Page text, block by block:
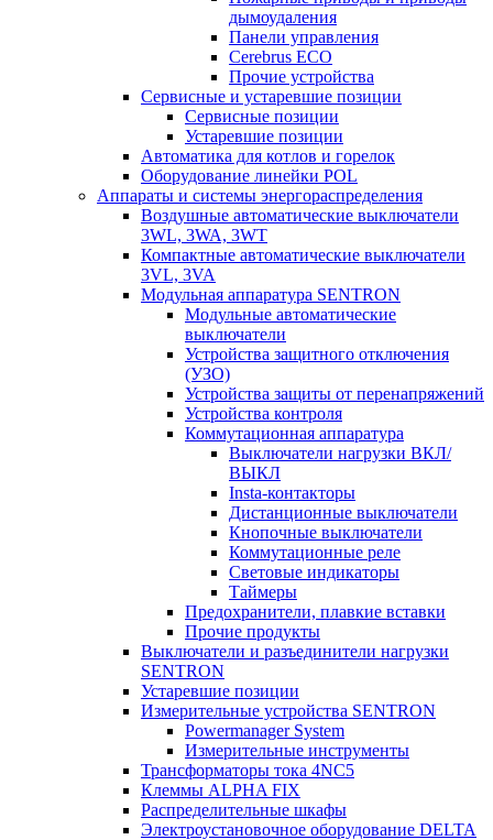
дымоудаления
Панели управления
Cerebrus ECO
Прочие устройства
Сервисные и устаревшие позиции
Сервисные позиции
Устаревшие позиции
Автоматика для котлов и горелок
Оборудование линейки POL
Аппараты и системы энергораспределения
Воздушные автоматические выключатели
3WL, 3WA, 3WT
Компактные автоматические выключатели
3VL, 3VA
Модульная аппаратура SENTRON
Модульные автоматические
выключатели
Устройства защитного отключения
(УЗО)
Устройства защиты от перенапряжений
Устройства контроля
Коммутационная аппаратура
Выключатели нагрузки ВКЛ/
ВЫКЛ
Insta-контакторы
Дистанционные выключатели
Кнопочные выключатели
Коммутационные реле
Световые индикаторы
Таймеры
Предохранители, плавкие вставки
Прочие продукты
Выключатели и разъединители нагрузки
SENTRON
Устаревшие позиции
Измерительные устройства SENTRON
Powermanager System
Измерительные инструменты
Трансформаторы тока 4NC5
Клеммы ALPHA FIX
Распределительные шкафы
Электроустановочное оборудование DELTA